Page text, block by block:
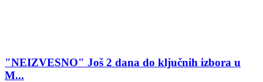
"NEIZVESNO" Još 2 dana do ključnih izbora u
M...